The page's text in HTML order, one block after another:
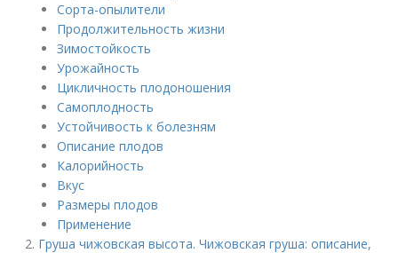
Сорта-опылители
Продолжительность жизни
Зимостойкость
Урожайность
Цикличность плодоношения
Самоплодность
Устойчивость к болезням
Описание плодов
Калорийность
Вкус
Размеры плодов
Применение
Груша чижовская высота. Чижовская груша: описание,